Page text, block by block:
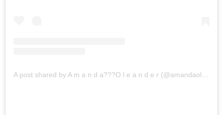
A post shared by A m a n d a??‍?O l e a n d e r (@amandaoleander)